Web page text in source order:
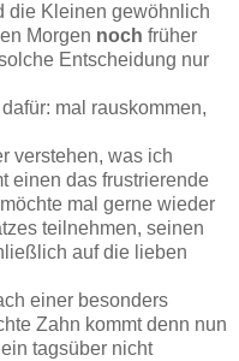
die Kleinen gewöhnlich
Morgen noch früher
Entscheidung nur
mal rauskommen,
verstehen, was ich
einen das frustrierende
mal gerne wieder
teilnehmen, seinen
auf die lieben
einer besonders
Zahn kommt denn nun
tagsüber nicht